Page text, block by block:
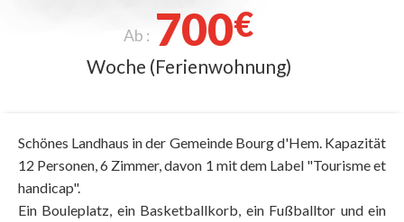
Ab : 700€
Woche (Ferienwohnung)
Schönes Landhaus in der Gemeinde Bourg d'Hem. Kapazität
12 Personen, 6 Zimmer, davon 1 mit dem Label "Tourisme et
handicap".
Ein Bouleplatz, ein Basketballkorb, ein Fußballtor und ein